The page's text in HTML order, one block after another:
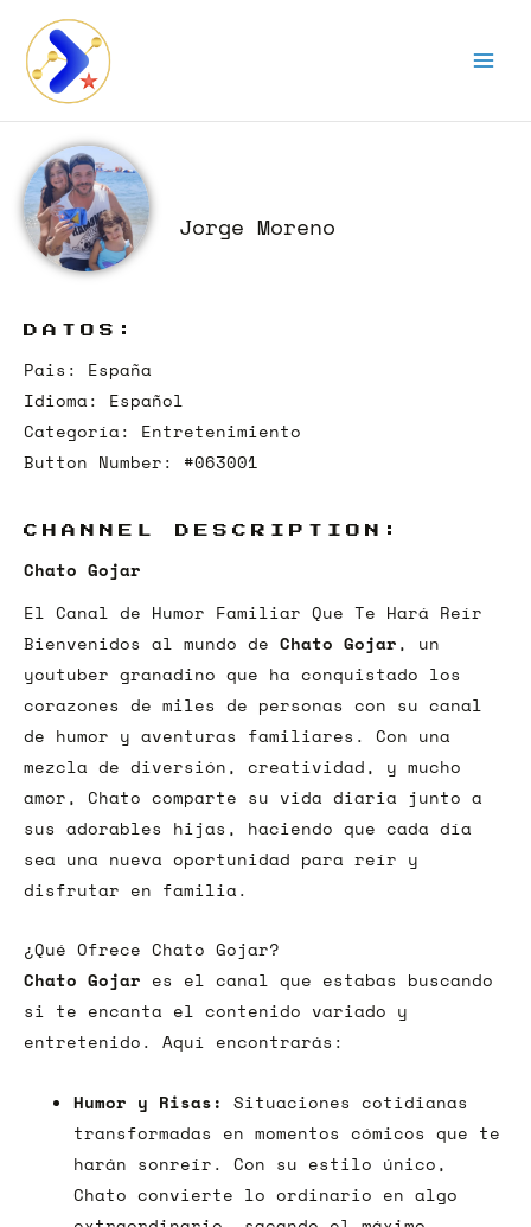
contenido
Jorge Moreno
DATOS:
Pais: España
Idioma: Español
Categoría: Entretenimiento
Button Number: #063001
CHANNEL DESCRIPTION:
Chato Gojar
El Canal de Humor Familiar Que Te Hará Reír
Bienvenidos al mundo de Chato Gojar, un
youtuber granadino que ha conquistado los
corazones de miles de personas con su canal
de humor y aventuras familiares. Con una
mezcla de diversión, creatividad, y mucho
amor, Chato comparte su vida diaria junto a
sus adorables hijas, haciendo que cada día
sea una nueva oportunidad para reír y
disfrutar en familia.
¿Qué Ofrece Chato Gojar?
Chato Gojar es el canal que estabas buscando
si te encanta el contenido variado y
entretenido. Aquí encontrarás:
Humor y Risas: Situaciones cotidianas
transformadas en momentos cómicos que te
harán sonreír. Con su estilo único,
Chato convierte lo ordinario en algo